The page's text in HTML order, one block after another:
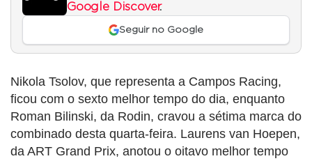
Google Discover.
Seguir no Google
Nikola Tsolov, que representa a Campos Racing,
ficou com o sexto melhor tempo do dia, enquanto
Roman Bilinski, da Rodin, cravou a sétima marca do
combinado desta quarta-feira. Laurens van Hoepen,
da ART Grand Prix, anotou o oitavo melhor tempo